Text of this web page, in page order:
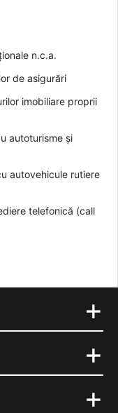
n.c.a.
de asigurări
imobiliare proprii
autoturisme și
autovehicule rutiere
telefonică (call
+
+
+